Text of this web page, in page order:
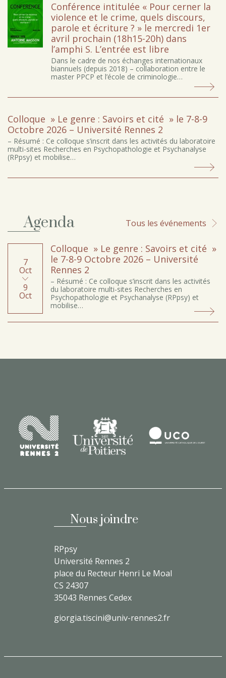
Conférence intitulée « Pour cerner la
violence et le crime, quels discours,
parole et écriture ? » le mercredi 1er
avril prochain (18h15-20h) dans
l’amphi S. L’entrée est libre
Dans le cadre de nos échanges internationaux
biannuels (depuis 2018) – collaboration entre le
master PPCP et l’école de criminologie…
Colloque » Le genre : Savoirs et cité » le 7-8-9
Octobre 2026 – Université Rennes 2
– Résumé : Ce colloque s’inscrit dans les activités du laboratoire
multi-sites Recherches en Psychopathologie et Psychanalyse
(RPpsy) et mobilise…
Agenda Tous les événements
7
Oct
9
Oct
Colloque » Le genre : Savoirs et cité »
le 7-8-9 Octobre 2026 – Université
Rennes 2
– Résumé : Ce colloque s’inscrit dans les activités
du laboratoire multi-sites Recherches en
Psychopathologie et Psychanalyse (RPpsy) et
mobilise…
Nous joindre
RPpsy
Université Rennes 2
place du Recteur Henri Le Moal
CS 24307
35043 Rennes Cedex
giorgia.tiscini@univ-rennes2.fr